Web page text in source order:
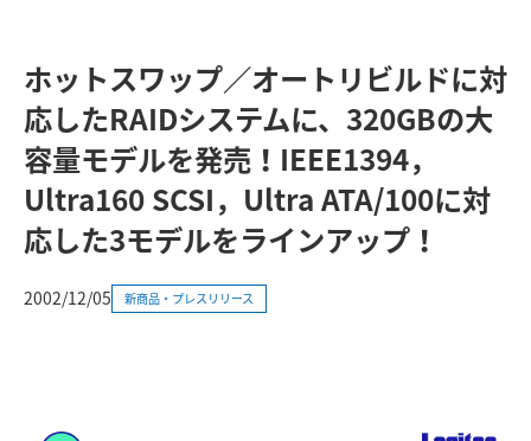
ホットスワップ／オートリビルドに対
応したRAIDシステムに、320GBの大
容量モデルを発売！IEEE1394，
Ultra160 SCSI，Ultra ATA/100に対
応した3モデルをラインアップ！
2002/12/05 新商品・プレスリリース